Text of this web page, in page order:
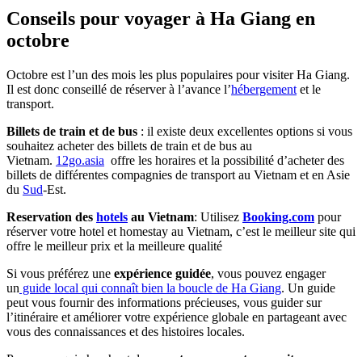
Conseils pour voyager à Ha Giang en
octobre
Octobre est l’un des mois les plus populaires pour visiter Ha Giang.
Il est donc conseillé de réserver à l’avance l’hébergement et le
transport.
Billets de train et de bus : il existe deux excellentes options si vous
souhaitez acheter des billets de train et de bus au
Vietnam. 12go.asia offre les horaires et la possibilité d’acheter des
billets de différentes compagnies de transport au Vietnam et en Asie
du Sud-Est.
Reservation des hotels au Vietnam: Utilisez Booking.com pour
réserver votre hotel et homestay au Vietnam, c’est le meilleur site qui
offre le meilleur prix et la meilleure qualité
Si vous préférez une expérience guidée, vous pouvez engager
un guide local qui connaît bien la boucle de Ha Giang. Un guide
peut vous fournir des informations précieuses, vous guider sur
l’itinéraire et améliorer votre expérience globale en partageant avec
vous des connaissances et des histoires locales.